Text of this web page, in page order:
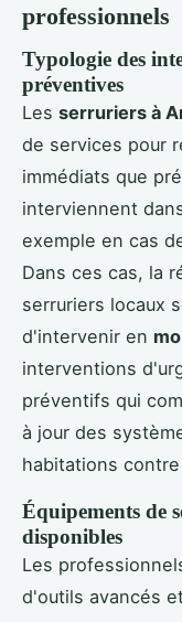
professionnels
Typologie des
préventives
Les serruriers à
de services pour
immédiats que
interviennent
exemple en cas
Dans ces cas, la
serruriers locaux
d'intervenir en
interventions
préventifs qui
à jour des
habitations
Équipements de
disponibles
Les
d'outils avancés